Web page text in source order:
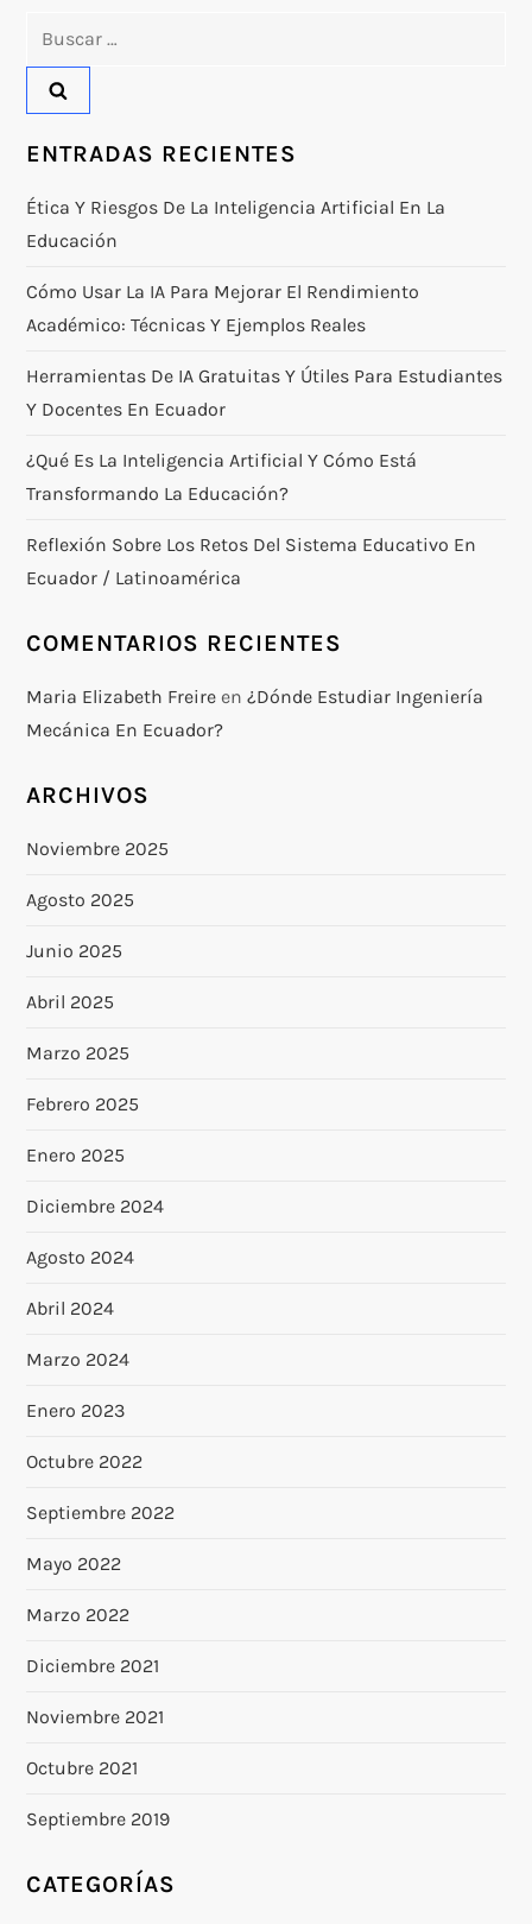
ENTRADAS RECIENTES
Ética Y Riesgos De La Inteligencia Artificial En La
Educación
Cómo Usar La IA Para Mejorar El Rendimiento
Académico: Técnicas Y Ejemplos Reales
Herramientas De IA Gratuitas Y Útiles Para Estudiantes
Y Docentes En Ecuador
¿Qué Es La Inteligencia Artificial Y Cómo Está
Transformando La Educación?
Reflexión Sobre Los Retos Del Sistema Educativo En
Ecuador / Latinoamérica
COMENTARIOS RECIENTES
Maria Elizabeth Freire en¿Dónde Estudiar Ingeniería
Mecánica En Ecuador?
ARCHIVOS
Noviembre 2025
Agosto 2025
Junio 2025
Abril 2025
Marzo 2025
Febrero 2025
Enero 2025
Diciembre 2024
Agosto 2024
Abril 2024
Marzo 2024
Enero 2023
Octubre 2022
Septiembre 2022
Mayo 2022
Marzo 2022
Diciembre 2021
Noviembre 2021
Octubre 2021
Septiembre 2019
CATEGORÍAS